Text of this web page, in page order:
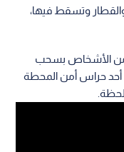
والقطار وتسقط فيها،
من الأشخاص بسحب
أحد حراس أمن المحطة